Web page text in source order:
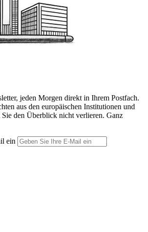
jeden Morgen direkt in Ihrem Postfach.
aus den europäischen Institutionen und
Sie den Überblick nicht verlieren. Ganz
ein